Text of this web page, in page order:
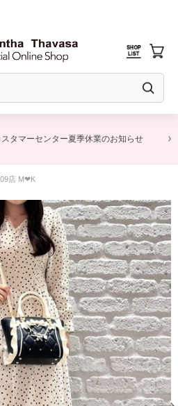
タマーセンター夏季休業のお知らせ
店 M‪‪❤︎‬K